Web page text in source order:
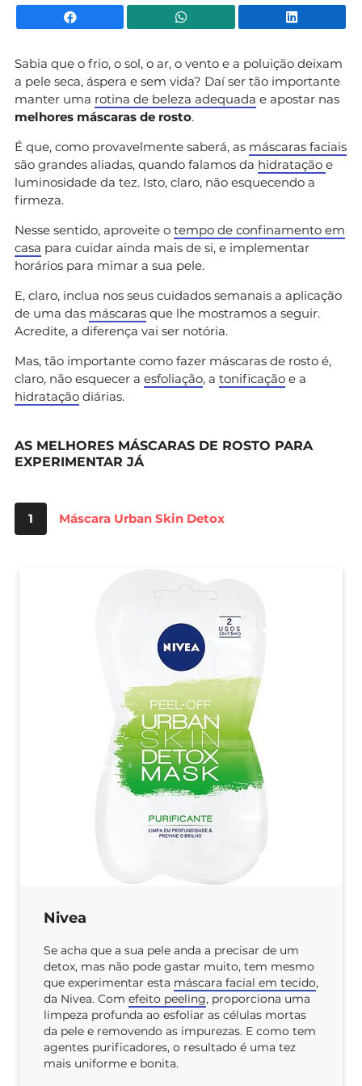
Facebook WhatsApp
Sabia que o frio, o sol, o ar, o vento e a poluição deixam
a pele seca, áspera e sem vida? Daí ser tão importante
manter uma rotina de beleza adequada e apostar nas
melhores máscaras de rosto.
É que, como provavelmente saberá, as máscaras faciais
são grandes aliadas, quando falamos da hidratação e
luminosidade da tez. Isto, claro, não esquecendo a
firmeza.
Nesse sentido, aproveite o tempo de confinamento em
casa para cuidar ainda mais de si, e implementar
horários para mimar a sua pele.
E, claro, inclua nos seus cuidados semanais a aplicação
de uma das máscaras que lhe mostramos a seguir.
Acredite, a diferença vai ser notória.
Mas, tão importante como fazer máscaras de rosto é,
claro, não esquecer a esfoliação, a tonificação e a
hidratação diárias.
AS MELHORES MÁSCARAS DE ROSTO PARA
EXPERIMENTAR JÁ
1 Máscara Urban Skin Detox
Nivea
Se acha que a sua pele anda a precisar de um
detox, mas não pode gastar muito, tem mesmo
que experimentar esta máscara facial em tecido,
da Nivea. Com efeito peeling, proporciona uma
limpeza profunda ao esfoliar as células mortas
da pele e removendo as impurezas. E como tem
agentes purificadores, o resultado é uma tez
mais uniforme e bonita.